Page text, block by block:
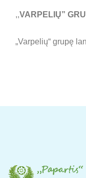
,,VARPELIŲ”
„Varpelių“ grupę